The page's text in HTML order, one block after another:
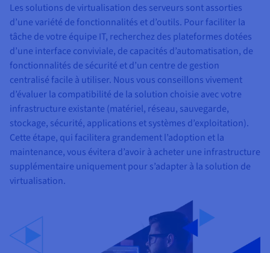
Les solutions de virtualisation des serveurs sont assorties
d’une variété de fonctionnalités et d’outils. Pour faciliter la
tâche de votre équipe IT, recherchez des plateformes dotées
d’une interface conviviale, de capacités d’automatisation, de
fonctionnalités de sécurité et d’un centre de gestion
centralisé facile à utiliser. Nous vous conseillons vivement
d’évaluer la compatibilité de la solution choisie avec votre
infrastructure existante (matériel, réseau, sauvegarde,
stockage, sécurité, applications et systèmes d’exploitation).
Cette étape, qui facilitera grandement l’adoption et la
maintenance, vous évitera d’avoir à acheter une infrastructure
supplémentaire uniquement pour s’adapter à la solution de
virtualisation.